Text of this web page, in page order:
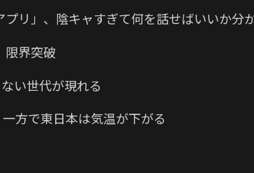
プリ」、陰キャすぎて何を話せばいいか分
限界突破
い世代が現れる
方で東日本は気温が下がる